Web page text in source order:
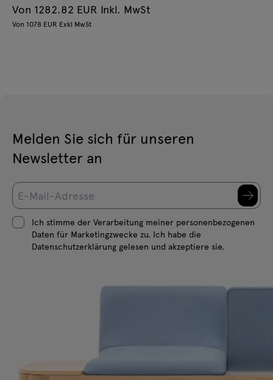
Von 1282.82 EUR Inkl. MwSt
Von 1078 EUR Exkl MwSt
Melden Sie sich für unseren
Newsletter an
Ich stimme der Verarbeitung meiner personenbezogenen
Daten für Marketingzwecke zu. Ich habe die
Datenschutzerklärung gelesen und akzeptiere sie.